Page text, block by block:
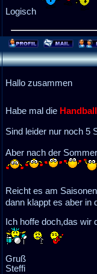
Logisch
Hallo zusammen
Habe mal die
Sind leider nur noch 5
Aber nach der
Reicht es am
dann klappt es aber in
Ich hoffe doch,das wir
Gruß
Steffi